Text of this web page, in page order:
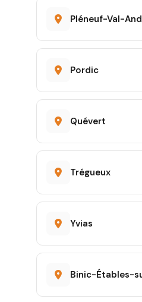
Pléneuf-Val-
Pordic
Quévert
Trégueux
Yvias
Binic-Étables-